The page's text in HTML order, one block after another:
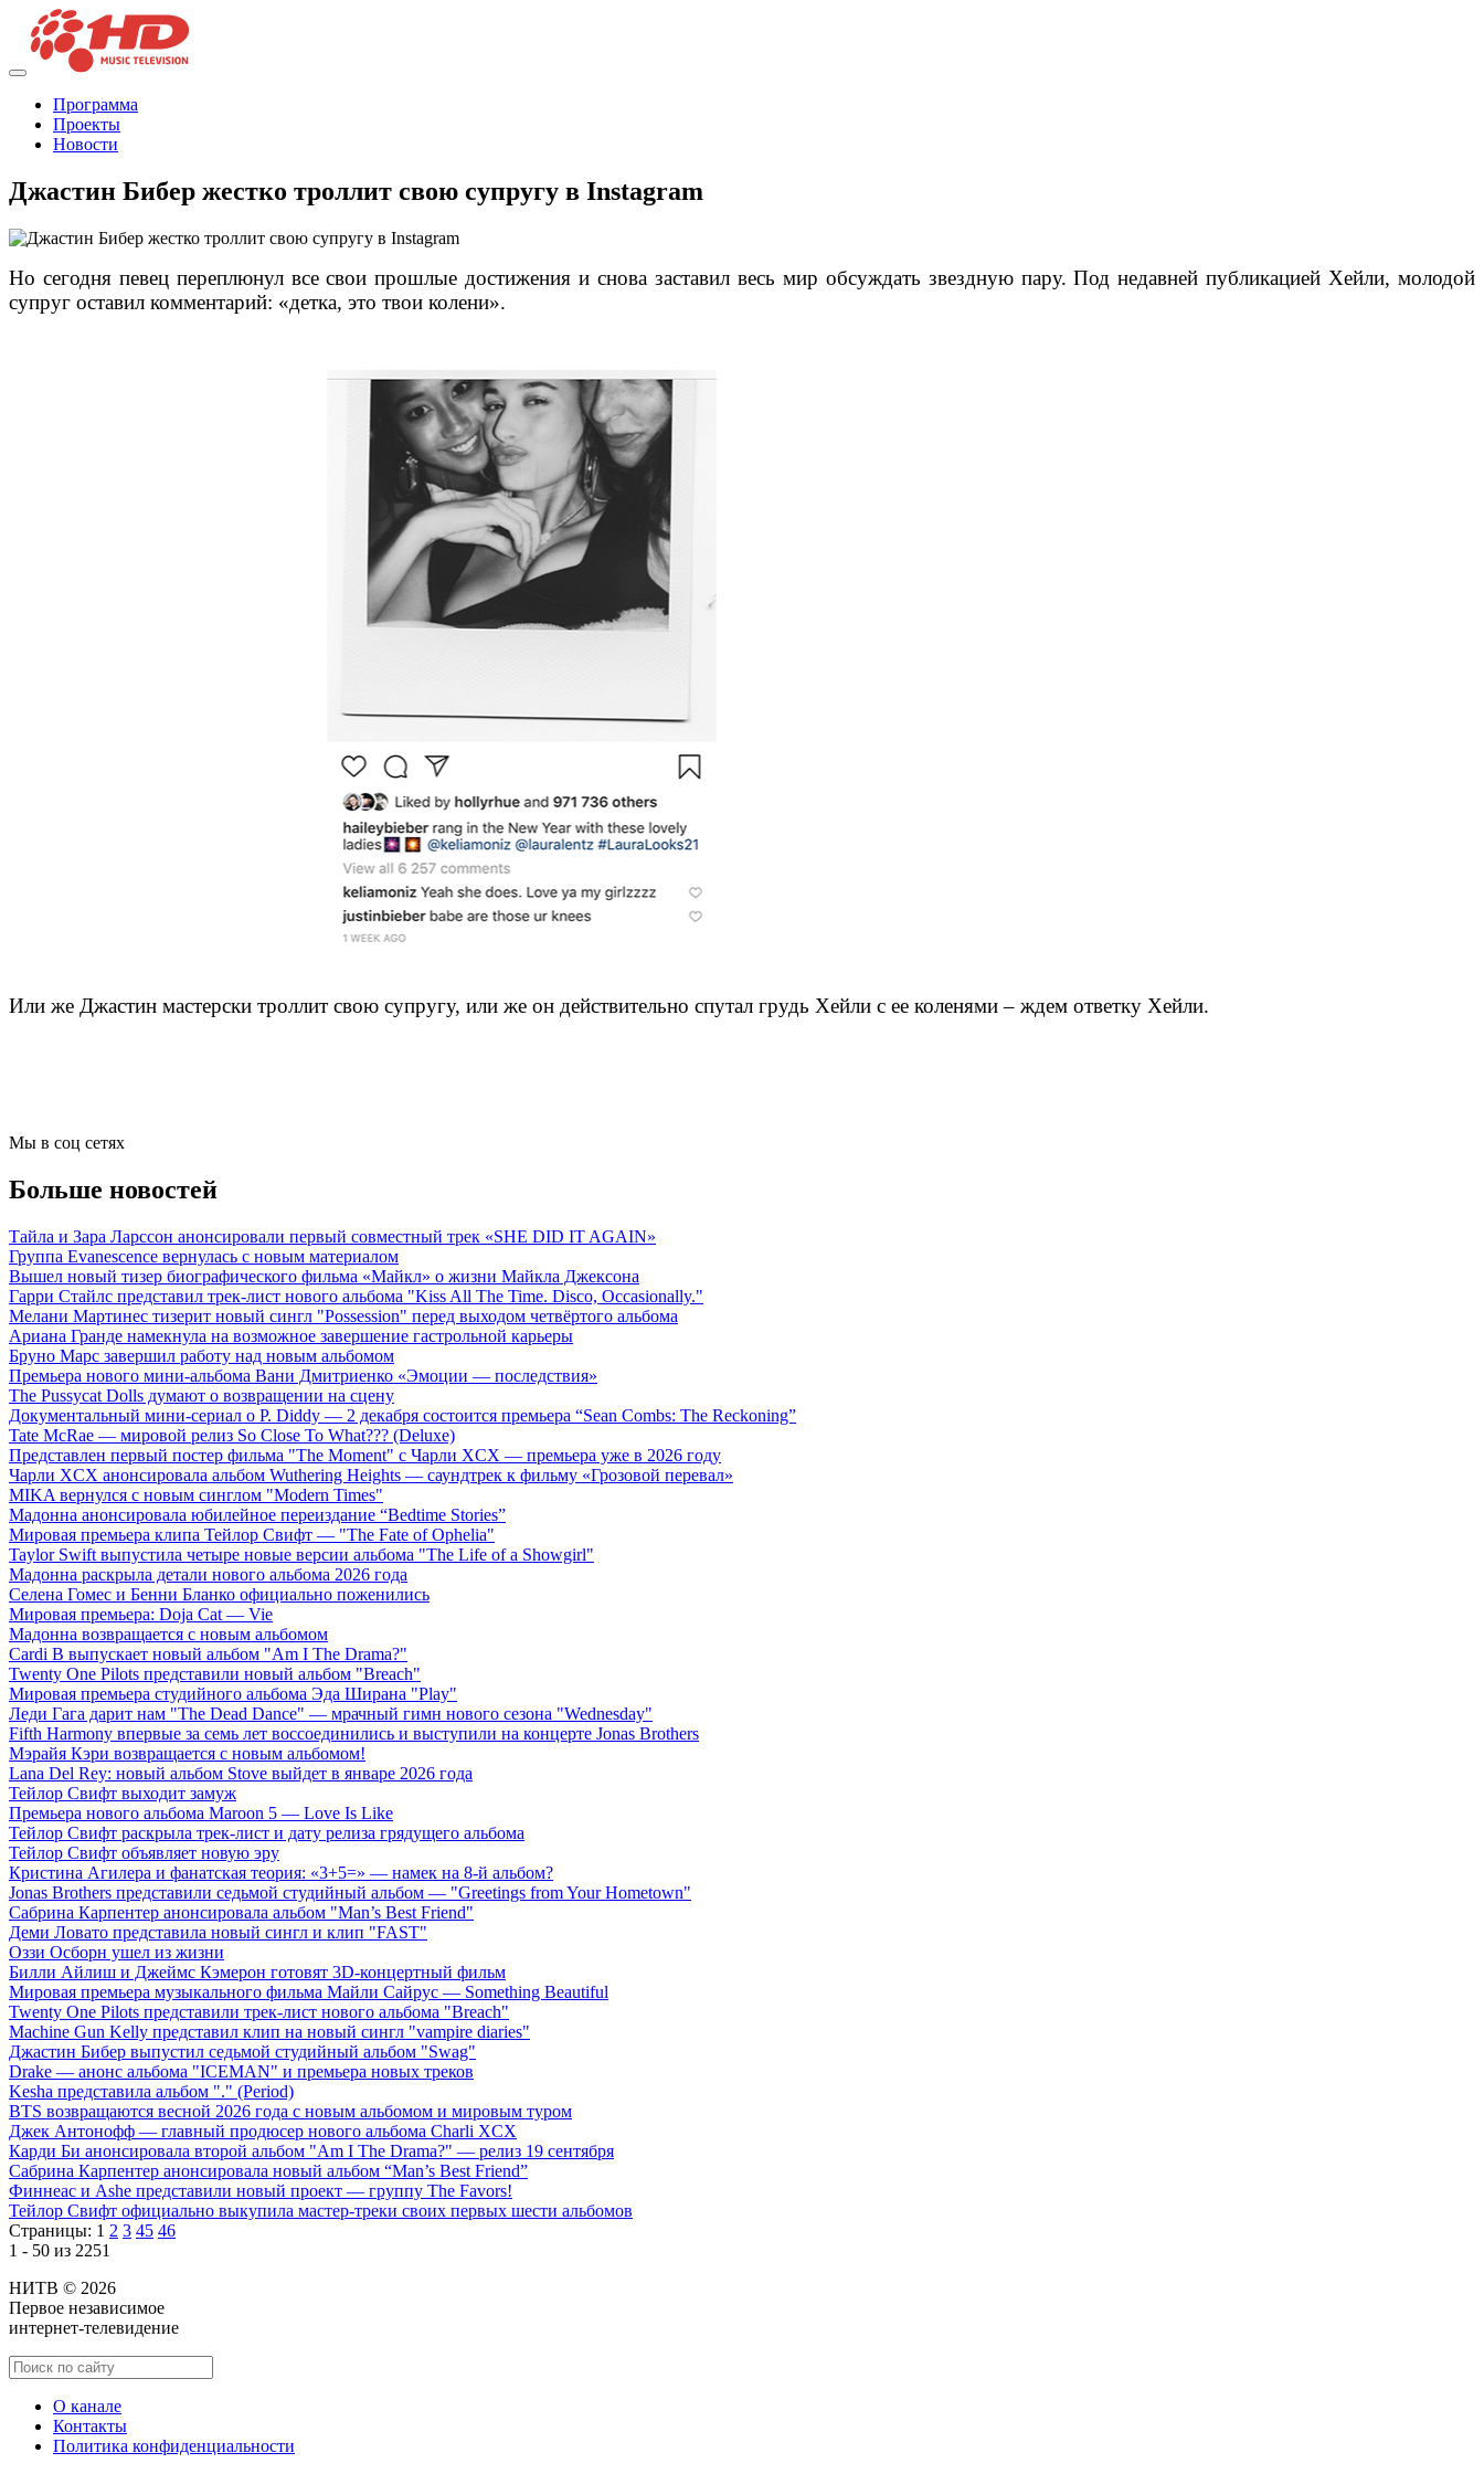
Программа
Проекты
Новости
Джастин Бибер жестко троллит свою супругу в Instagram
Но сегодня певец переплюнул все свои прошлые достижения и снова заставил весь мир обсуждать звездную пару. Под недавней публикацией Хейли, молодой
супруг оставил комментарий: «детка, это твои колени».
Или же Джастин мастерски троллит свою супругу, или же он действительно спутал грудь Хейли с ее коленями – ждем ответку Хейли.
Мы в соц сетях
Больше новостей
Тайла и Зара Ларссон анонсировали первый совместный трек «SHE DID IT AGAIN»
Группа Evanescence вернулась с новым материалом
Вышел новый тизер биографического фильма «Майкл» о жизни Майкла Джексона
Гарри Стайлс представил трек-лист нового альбома "Kiss All The Time. Disco, Occasionally."
Мелани Мартинес тизерит новый сингл "Possession" перед выходом четвёртого альбома
Ариана Гранде намекнула на возможное завершение гастрольной карьеры
Бруно Марс завершил работу над новым альбомом
Премьера нового мини-альбома Вани Дмитриенко «Эмоции — последствия»
The Pussycat Dolls думают о возвращении на сцену
Документальный мини-сериал о P. Diddy — 2 декабря состоится премьера “Sean Combs: The Reckoning”
Tate McRae — мировой релиз So Close To What??? (Deluxe)
Представлен первый постер фильма "The Moment" с Чарли XCX — премьера уже в 2026 году
Чарли XCX анонсировала альбом Wuthering Heights — саундтрек к фильму «Грозовой перевал»
MIKA вернулся с новым синглом "Modern Times"
Мадонна анонсировала юбилейное переиздание “Bedtime Stories”
Мировая премьера клипа Тейлор Свифт — "The Fate of Ophelia"
Taylor Swift выпустила четыре новые версии альбома "The Life of a Showgirl"
Мадонна раскрыла детали нового альбома 2026 года
Селена Гомес и Бенни Бланко официально поженились
Мировая премьера: Doja Cat — Vie
Мадонна возвращается с новым альбомом
Cardi B выпускает новый альбом "Am I The Drama?"
Twenty One Pilots представили новый альбом "Breach"
Мировая премьера студийного альбома Эда Ширана "Play"
Леди Гага дарит нам "The Dead Dance" — мрачный гимн нового сезона "Wednesday"
Fifth Harmony впервые за семь лет воссоединились и выступили на концерте Jonas Brothers
Мэрайя Кэри возвращается с новым альбомом!
Lana Del Rey: новый альбом Stove выйдет в январе 2026 года
Тейлор Свифт выходит замуж
Премьера нового альбома Maroon 5 — Love Is Like
Тейлор Свифт раскрыла трек-лист и дату релиза грядущего альбома
Тейлор Свифт объявляет новую эру
Кристина Агилера и фанатская теория: «3+5=» — намек на 8-й альбом?
Jonas Brothers представили седьмой студийный альбом — "Greetings from Your Hometown"
Сабрина Карпентер анонсировала альбом "Man’s Best Friend"
Деми Ловато представила новый сингл и клип "FAST"
Оззи Осборн ушел из жизни
Билли Айлиш и Джеймс Кэмерон готовят 3D-концертный фильм
Мировая премьера музыкального фильма Майли Сайрус — Something Beautiful
Twenty One Pilots представили трек-лист нового альбома "Breach"
Machine Gun Kelly представил клип на новый сингл "vampire diaries"
Джастин Бибер выпустил седьмой студийный альбом "Swag"
Drake — анонс альбома "ICEMAN" и премьера новых треков
Kesha представила альбом "." (Period)
BTS возвращаются весной 2026 года с новым альбомом и мировым туром
Джек Антонофф — главный продюсер нового альбома Charli XCX
Карди Би анонсировала второй альбом "Am I The Drama?" — релиз 19 сентября
Сабрина Карпентер анонсировала новый альбом “Man’s Best Friend”
Финнеас и Ashe представили новый проект — группу The Favors!
Тейлор Свифт официально выкупила мастер-треки своих первых шести альбомов
Страницы: 1 2 3 45 46
1 - 50 из 2251
НИТВ © 2026
Первое независимое
интернет-телевидение
О канале
Контакты
Политика конфиденциальности